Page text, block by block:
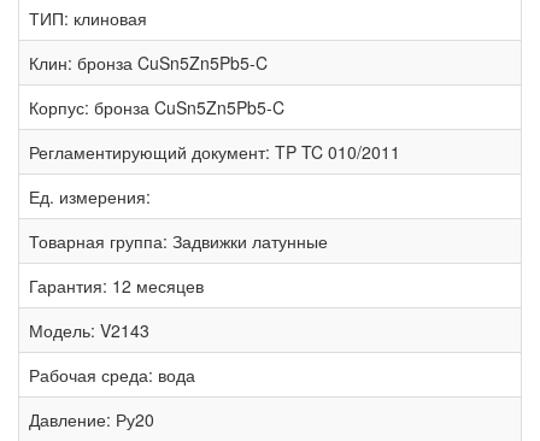
ТИП: клиновая
Клин: бронза CuSn5Zn5Pb5-C
Корпус: бронза CuSn5Zn5Pb5-C
Регламентирующий документ: TP TC 010/2011
Ед. измерения:
Товарная группа: Задвижки латунные
Гарантия: 12 месяцев
Модель: V2143
Рабочая среда: вода
Давление: Ру20